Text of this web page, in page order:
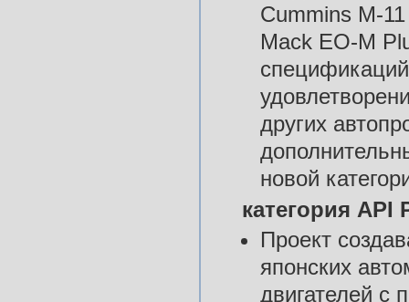
Cummins M-
Mack EO-M
других
новой
категория API
Проект
японских
двигателей с